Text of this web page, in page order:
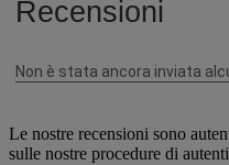
Le nostre recensioni sono
sulle nostre procedure di